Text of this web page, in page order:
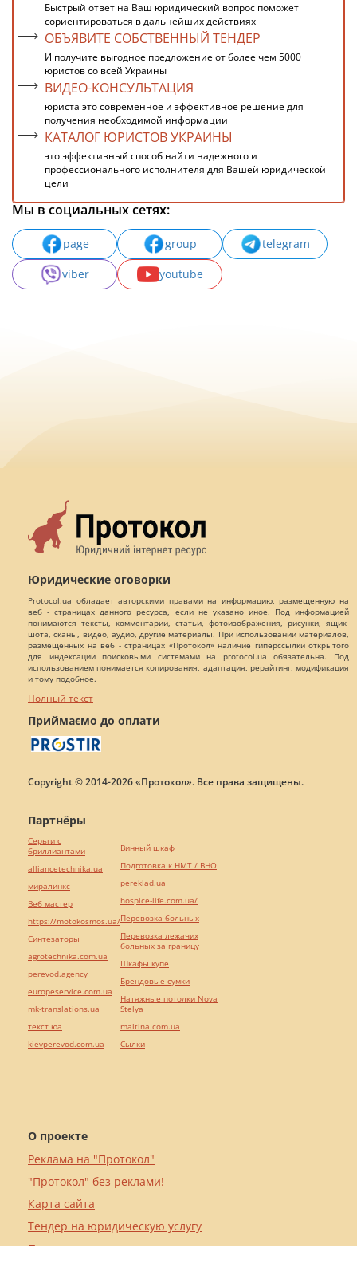
Быстрый ответ на Ваш юридический вопрос поможет
сориентироваться в дальнейших действиях
ОБЪЯВИТЕ СОБСТВЕННЫЙ ТЕНДЕР
И получите выгодное предложение от более чем 5000
юристов со всей Украины
ВИДЕО-КОНСУЛЬТАЦИЯ
юриста это современное и эффективное решение для
получения необходимой информации
КАТАЛОГ ЮРИСТОВ УКРАИНЫ
это эффективный способ найти надежного и
профессионального исполнителя для Вашей юридической
цели
Мы в социальных сетях:
page group
telegram
viber
youtube
Юридические оговорки
Protocol.ua обладает авторскими правами на информацию, размещенную на
веб - страницах данного ресурса, если не указано иное. Под информацией
понимаются тексты, комментарии, статьи, фотоизображения, рисунки, ящик-
шота, сканы, видео, аудио, другие материалы. При использовании материалов,
размещенных на веб - страницах «Протокол» наличие гиперссылки открытого
для индексации поисковыми системами на protocol.ua обязательна. Под
использованием понимается копирования, адаптация, рерайтинг, модификация
и тому подобное.
Полный текст
Приймаємо до оплати
Copyright © 2014-2026 «Протокол». Все права защищены.
О проекте
Реклама на "Протокол"
"Протокол" без реклами!
Карта сайта
Тендер на юридическую услугу
Пользовательское соглашение
Партнёры
Серьги с
бриллиантами
alliancetechnika.ua
миралинкс
Веб мастер
https://motokosmos.ua/
Синтезаторы
agrotechnika.com.ua
perevod.agency
europeservice.com.ua
mk-translations.ua
текст юа
kievperevod.com.ua
Винный шкаф
Подготовка к НМТ / ВНО
pereklad.ua
hospice-life.com.ua/
Перевозка больных
Перевозка лежачих
больных за границу
Шкафы купе
Брендовые сумки
Натяжные потолки Nova
Stelya
maltina.com.ua
Cылки